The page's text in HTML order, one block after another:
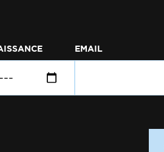
EMAIL